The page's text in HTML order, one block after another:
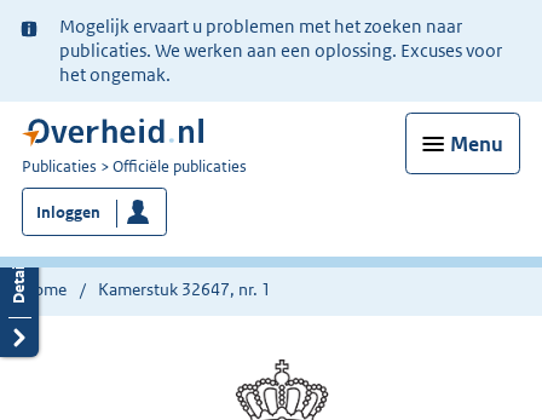
Ter
informatie:
Mogelijk ervaart u problemen met het zoeken naar
publicaties. We werken aan een oplossing. Excuses voor
het ongemak.
Menu
U
bent
nu
hier:
Publicaties Officiële publicaties
Inloggen
Home Kamerstuk 32647, nr. 1